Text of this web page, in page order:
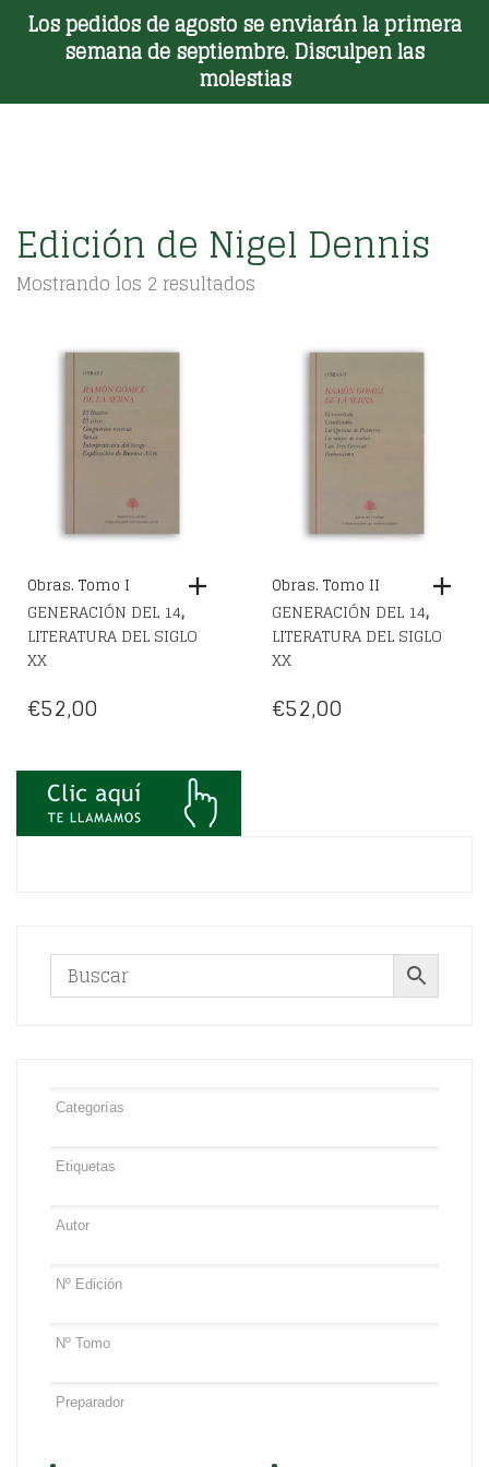
Los pedidos de agosto se enviarán la primera
semana de septiembre. Disculpen las
molestias
Toggle Menu
Edición de Nigel Dennis
Mostrando los 2 resultados
Obras. Tomo I
GENERACIÓN DEL 14,
LITERATURA DEL SIGLO
XX
€52,00
Obras. Tomo II
GENERACIÓN DEL 14,
LITERATURA DEL SIGLO
XX
€52,00